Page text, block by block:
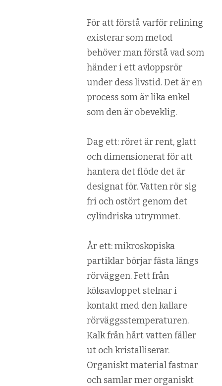
För att förstå varför relining
existerar som metod
behöver man förstå vad som
händer i ett avloppsrör
under dess livstid. Det är en
process som är lika enkel
som den är obeveklig.
Dag ett: röret är rent, glatt
och dimensionerat för att
hantera det flöde det är
designat för. Vatten rör sig
fri och ostört genom det
cylindriska utrymmet.
År ett: mikroskopiska
partiklar börjar fästa längs
rörväggen. Fett från
köksavloppet stelnar i
kontakt med den kallare
rörväggsstemperaturen.
Kalk från hårt vatten fäller
ut och kristalliserar.
Organiskt material fastnar
och samlar mer organiskt